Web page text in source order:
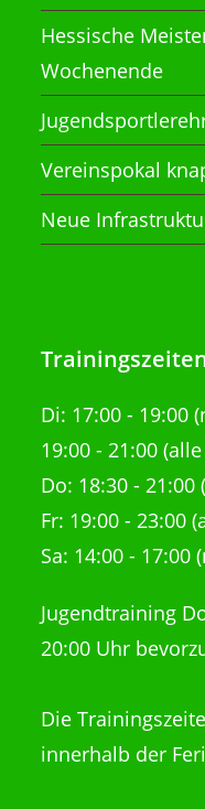
Hessische
Wochenende
Vereinspokal
Neue
Di: 17:00 - 19:00
19:00 - 21:00
Do: 18:30 - 21:00
Fr: 19:00 - 23:00
Sa: 14:00 - 17:00
Jugendtraining
20:00 Uhr
Die
innerhalb der